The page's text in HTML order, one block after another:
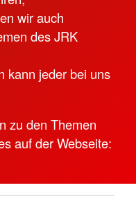
wir auch
des JRK
kann jeder bei uns
zu den Themen
auf der Webseite: